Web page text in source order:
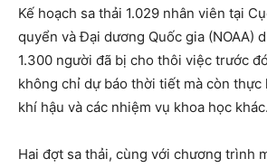
Kế hoạch sa thải 1.029 nhân viên tại
quyển và Đại dương Quốc gia (NOAA)
1.300 người đã bị cho thôi việc trước
không chỉ dự báo thời tiết mà còn thực
khí hậu và các nhiệm vụ khoa học khác.
Hai đợt sa thải, cùng với chương trình